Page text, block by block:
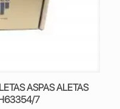
ASPAS ALETAS
7